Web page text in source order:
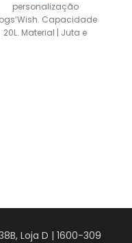
personalização
Capacidade
20L. Material | Juta e
Loja D | 1600-309